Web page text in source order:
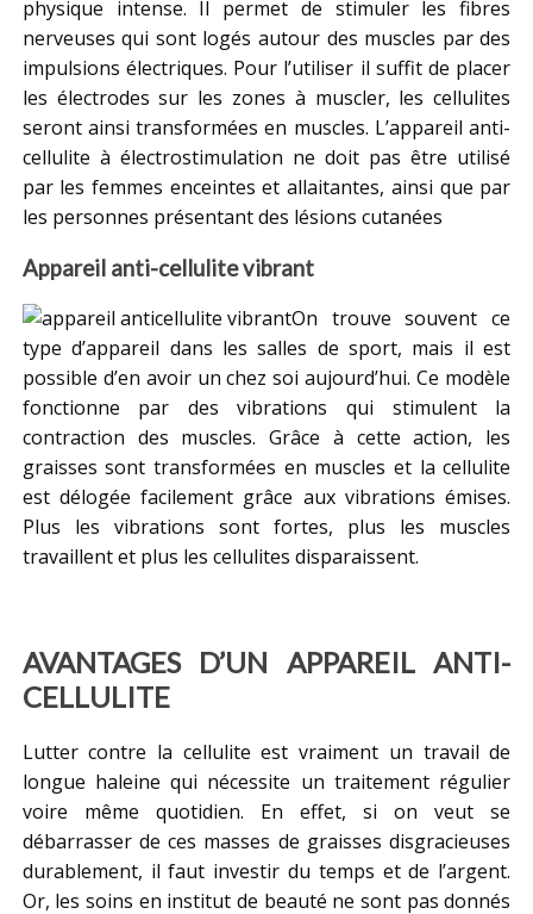
physique intense. Il permet de stimuler les fibres
nerveuses qui sont logés autour des muscles par des
impulsions électriques. Pour l’utiliser il suffit de placer
les électrodes sur les zones à muscler, les cellulites
seront ainsi transformées en muscles. L’appareil anti-
cellulite à électrostimulation ne doit pas être utilisé
par les femmes enceintes et allaitantes, ainsi que par
les personnes présentant des lésions cutanées
Appareil anti-cellulite vibrant
On trouve souvent ce
type d’appareil dans les salles de sport, mais il est
possible d’en avoir un chez soi aujourd’hui. Ce modèle
fonctionne par des vibrations qui stimulent la
contraction des muscles. Grâce à cette action, les
graisses sont transformées en muscles et la cellulite
est délogée facilement grâce aux vibrations émises.
Plus les vibrations sont fortes, plus les muscles
travaillent et plus les cellulites disparaissent.
AVANTAGES D’UN APPAREIL ANTI-
CELLULITE
Lutter contre la cellulite est vraiment un travail de
longue haleine qui nécessite un traitement régulier
voire même quotidien. En effet, si on veut se
débarrasser de ces masses de graisses disgracieuses
durablement, il faut investir du temps et de l’argent.
Or, les soins en institut de beauté ne sont pas donnés